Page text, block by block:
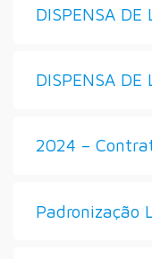
DISPENSA
DISPENSA
2024 –
Padronização